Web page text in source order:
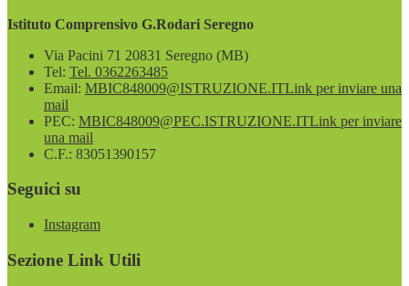
Istituto Comprensivo G.Rodari Seregno
Via Pacini 71 20831 Seregno (MB)
Tel: Tel. 0362263485
Email: MBIC848009@ISTRUZIONE.ITLink per inviare una
mail
PEC: MBIC848009@PEC.ISTRUZIONE.ITLink per inviare
una mail
C.F.: 83051390157
Seguici su
Instagram
Sezione Link Utili